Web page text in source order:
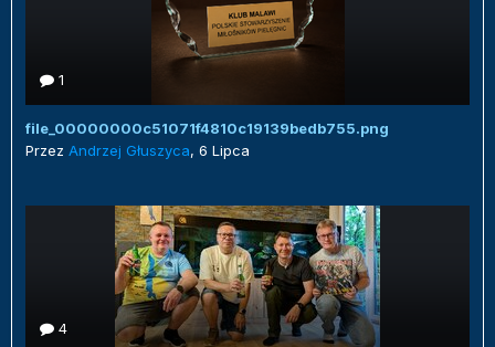
1
file_00000000c51071f4810c19139bedb755.png
Przez Andrzej Głuszyca, 6 Lipca
4